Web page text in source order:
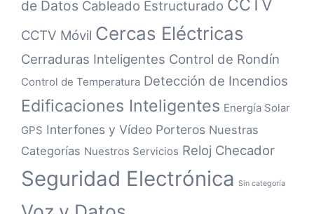
de Datos Cableado Estructurado CCTV
CCTV Móvil Cercas Eléctricas
Cerraduras Inteligentes Control de Rondín
Control de Temperatura Detección de Incendios
Edificaciones Inteligentes Energía Solar
GPS Interfones y Vídeo Porteros Nuestras
Categorías Nuestros Servicios Reloj Checador
Seguridad Electrónica Sin categoría